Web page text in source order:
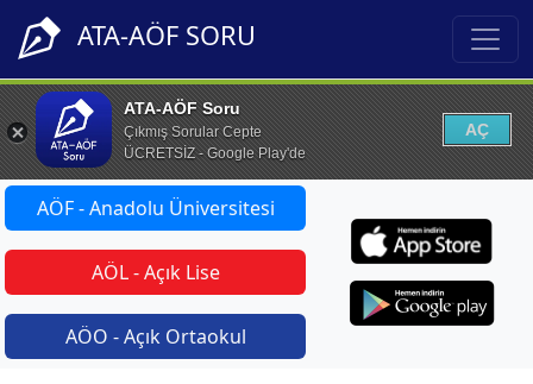
ATA-AÖF SORU
ATA-AÖF Soru
Çıkmış Sorular Cepte
ÜCRETSİZ - Google Play'de
AÇ
AÖF - Anadolu Üniversitesi
AÖL - Açık Lise
AÖO - Açık Ortaokul